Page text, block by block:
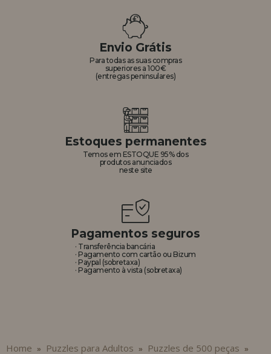
Envio Grátis
Para todas as suas compras
superiores a 100€
(entregas peninsulares)
Estoques permanentes
Temos em ESTOQUE 95% dos
produtos anunciados
neste site
Pagamentos seguros
· Transferência bancária
· Pagamento com cartão ou Bizum
· Paypal (sobretaxa)
· Pagamento à vista (sobretaxa)
Home » Puzzles para Adultos » Puzzles de 500 peças »